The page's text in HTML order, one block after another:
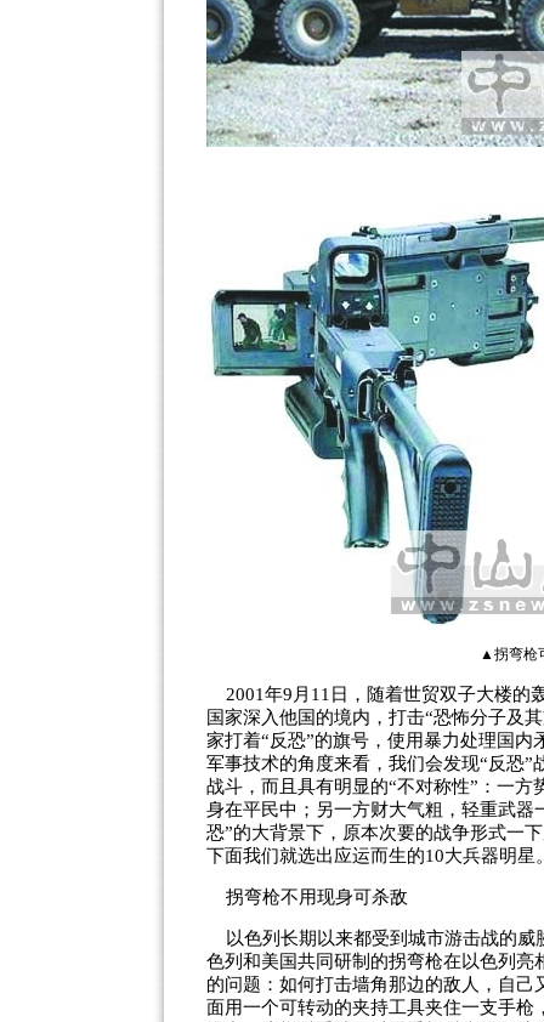
▲拐弯枪
2001年9月11日，随着世贸双子大楼的
国家深入他国的境内，打击“恐怖分子及
家打着“反恐”的旗号，使用暴力处理国
军事技术的角度来看，我们会发现“反恐
战斗，而且具有明显的“不对称性”：一
身在平民中；另一方财大气粗，轻重武
恐”的大背景下，原本次要的战争形式一
下面我们就选出应运而生的10大兵器明星
拐弯枪不用现身可杀敌
以色列长期以来都受到城市游击战的威
色列和美国共同研制的拐弯枪在以色列
的问题：如何打击墙角那边的敌人，自
面用一个可转动的夹持工具夹住一支手